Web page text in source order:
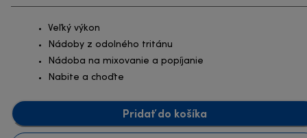
Veľký výkon
Nádoby z odolného tritánu
Nádoba na mixovanie a popíjanie
Nabite a choďte
Pridať do košíka